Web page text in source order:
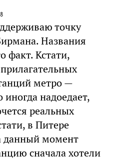
точку
Названия
факт. Кстати,
метро —
иногда надоедает,
реальных
в Питере
данный момент
сначала хотели